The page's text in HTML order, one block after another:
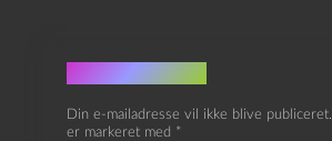
Skriv et svar
Din e-mailadresse vil ikke blive publiceret.
er markeret med *